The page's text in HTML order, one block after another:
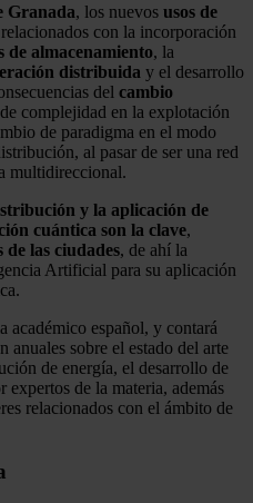
Granada, los nuevos usos de
con la incorporación
de almacenamiento, la
distribuida y el desarrollo
del cambio
complejidad en la explotación
de paradigma en el modo
al pasar de ser una red
multidireccional.
y la aplicación de
cuántica son la clave,
de las ciudades, de ahí la
Artificial para su aplicación
académico español, y contará
anuales sobre el estado del arte
de energía, el desarrollo de
expertos de la materia, además
relacionados con el ámbito de